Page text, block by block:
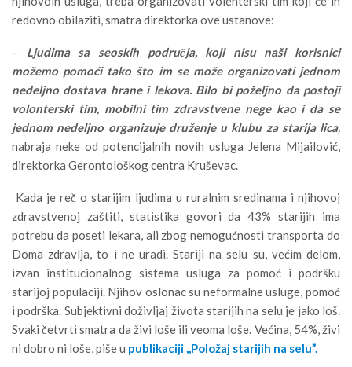
redovno obilaziti, smatra direktorka ove ustanove:
– Ljudima sa seoskih područja, koji nisu naši korisnici
možemo pomoći tako što im se može organizovati jednom
nedeljno dostava hrane i lekova. Bilo bi poželjno da postoji
volonterski tim, mobilni tim zdravstvene nege kao i da se
jednom nedeljno organizuje druženje u klubu za starija lica,
nabraja neke od potencijalnih novih usluga Jelena Mijailović,
direktorka Gerontološkog centra Kruševac.
Kada je reč o starijim ljudima u ruralnim sredinama i njihovoj
zdravstvenoj zaštiti, statistika govori da 43% starijih ima
potrebu da poseti lekara, ali zbog nemogućnosti transporta do
Doma zdravlja, to i ne uradi. Stariji na selu su, većim delom,
izvan institucionalnog sistema usluga za pomoć i podršku
starijoj populaciji. Njihov oslonac su neformalne usluge, pomoć
i podrška. Subjektivni doživljaj života starijih na selu je jako loš.
Svaki četvrti smatra da živi loše ili veoma loše. Većina, 54%, živi
ni dobro ni loše, piše u publikaciji,,Položaj starijih na selu”.